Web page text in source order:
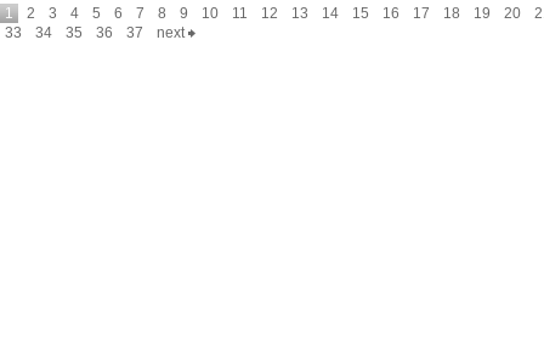
1 2 3 4 5 6 7 8 9 10 11 12 13 14 15 16 17 18 19 20
33
34 35 36 37 next